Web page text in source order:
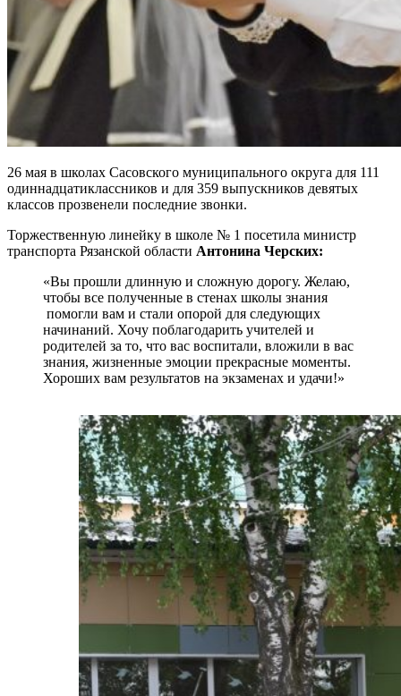
26 мая в школах Сасовского муниципального округа для 111
одиннадцатиклассников и для 359 выпускников девятых
классов прозвенели последние звонки.
Торжественную линейку в школе № 1 посетила министр
транспорта Рязанской области Антонина Черских:
«Вы прошли длинную и сложную дорогу. Желаю,
чтобы все полученные в стенах школы знания
помогли вам и стали опорой для следующих
начинаний. Хочу поблагодарить учителей и
родителей за то, что вас воспитали, вложили в вас
знания, жизненные эмоции прекрасные моменты.
Хороших вам результатов на экзаменах и удачи!»